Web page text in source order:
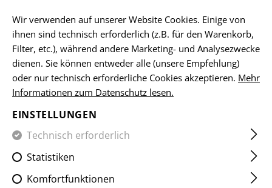
HOME EQUIPMENT TASCHEN UTILITY POUCHES
MEDIUM VERTICAL UTILITY
POUCH ZIPPED CORE
Wir verwenden auf unserer Website Cookies. Einige von
ihnen sind technisch erforderlich (z.B. für den Warenkorb,
Filter, etc.), während andere Marketing- und Analysezwecke
dienen. Sie können entweder alle (unsere Empfehlung)
oder nur technisch erforderliche Cookies akzeptieren. Mehr
Informationen zum Datenschutz lesen.
EINSTELLUNGEN
Technisch erforderlich
Statistiken
Komfortfunktionen